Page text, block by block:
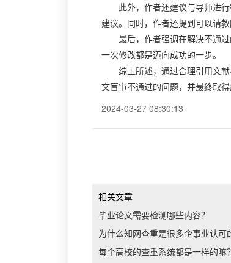
此外，作者还建议与导师进
建议。同时，作者还提到可以请
最后，作者强调在解决不通
一次修改都是迈向成功的一步。
综上所述，通过合理引用文
文盲审不通过的问题，并最终取
2024-03-27 08:30:13
相关文章
毕业论文需要检测哪些内容？
为什么知网查重是很多企事业认可
每个高校的查重系统都是一样的嘛？